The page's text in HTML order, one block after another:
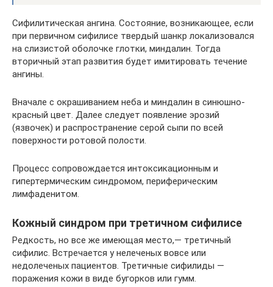
Сифилитическая ангина. Состояние, возникающее, если
при первичном сифилисе твердый шанкр локализовался
на слизистой оболочке глотки, миндалин. Тогда
вторичный этап развития будет имитировать течение
ангины.
Вначале с окрашиванием неба и миндалин в синюшно-
красный цвет. Далее следует появление эрозий
(язвочек) и распространение серой сыпи по всей
поверхности ротовой полости.
Процесс сопровождается интоксикационным и
гипертермическим синдромом, периферическим
лимфаденитом.
Кожный синдром при третичном сифилисе
Редкость, но все же имеющая место,— третичный
сифилис. Встречается у нелеченых вовсе или
недолеченых пациентов. Третичные сифилиды —
поражения кожи в виде бугорков или гумм.